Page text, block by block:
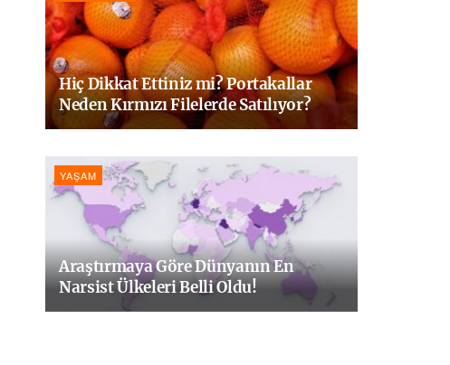
Hiç Dikkat Ettiniz mi? Portakallar
Neden Kırmızı Filelerde Satılıyor?
YAŞAM
Araştırmaya Göre Dünyanın En
Narsist Ülkeleri Belli Oldu!